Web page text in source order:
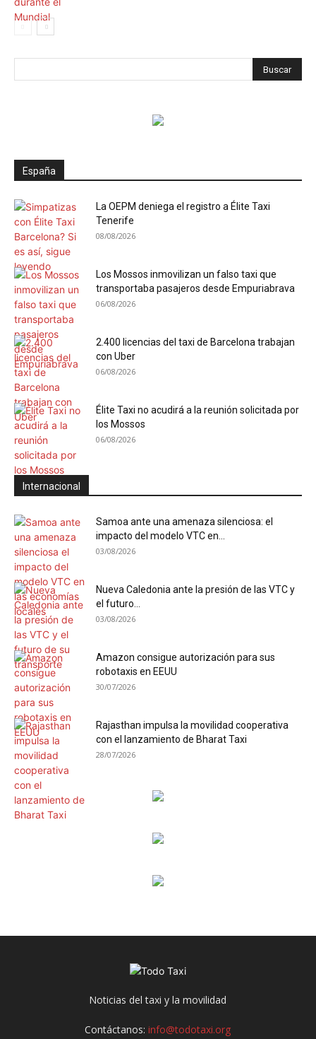
España
La OEPM deniega el registro a Élite Taxi
Tenerife
08/08/2026
Los Mossos inmovilizan un falso taxi que
transportaba pasajeros desde Empuriabrava
06/08/2026
2.400 licencias del taxi de Barcelona trabajan
con Uber
06/08/2026
Élite Taxi no acudirá a la reunión solicitada por
los Mossos
06/08/2026
Internacional
Samoa ante una amenaza silenciosa: el
impacto del modelo VTC en...
03/08/2026
Nueva Caledonia ante la presión de las VTC y
el futuro...
03/08/2026
Amazon consigue autorización para sus
robotaxis en EEUU
30/07/2026
Rajasthan impulsa la movilidad cooperativa
con el lanzamiento de Bharat Taxi
28/07/2026
Noticias del taxi y la movilidad
Contáctanos:info@todotaxi.org